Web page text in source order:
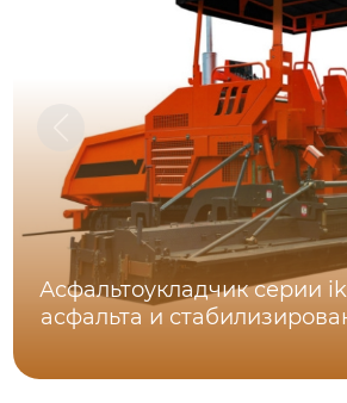
Асфальтоукладчик серии
асфальта и